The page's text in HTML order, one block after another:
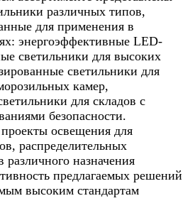
различных типов,
для применения в
энергоэффективные LED-
светильники для высоких
светильники для
камер,
для складов с
безопасности.
освещения для
распределительных
различного назначения
предлагаемых решений
высоким стандартам